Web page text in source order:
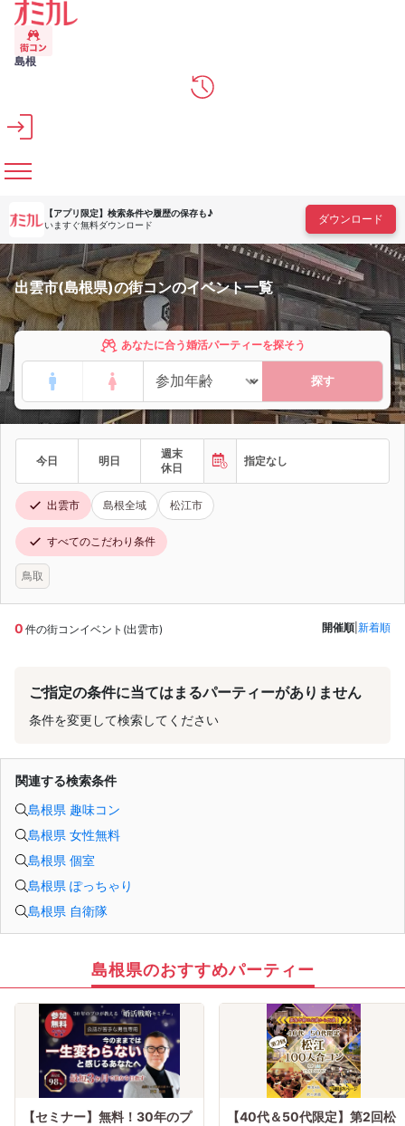
メインコンテンツへスキップ
島根
【アプリ限定】 検索条件や履歴の保存も♪
いますぐ無料ダウンロード
ダウンロード
出雲市(島根県)の街コンのイベント一覧
あなたに合う婚活パーティーを探そう
探す
今日 明日
週末
休日
指定なし
出雲市 島根全域 松江市
すべてのこだわり条件
鳥取
0 件の街コンイベント(出雲市) 開催順 新着順
ご指定の条件に当てはまるパーティーがありません
条件を変更して検索してください
関連する検索条件
島根県 趣味コン
島根県 女性無料
島根県 個室
島根県 ぽっちゃり
島根県 自衛隊
島根県のおすすめパーティー
【セミナー】無料！30年のプ
【40代＆50代限定】第2回松